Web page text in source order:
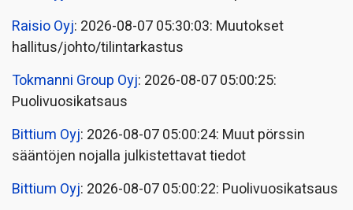
Raisio Oyj: 2026-08-07 05:30:03: Muutokset
hallitus/johto/tilintarkastus
Tokmanni Group Oyj: 2026-08-07 05:00:25:
Puolivuosikatsaus
Bittium Oyj: 2026-08-07 05:00:24: Muut pörssin
sääntöjen nojalla julkistettavat tiedot
Bittium Oyj: 2026-08-07 05:00:22: Puolivuosikatsaus